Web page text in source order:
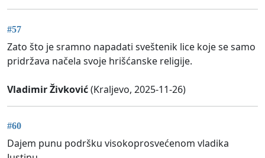
#57
Zato što je sramno napadati sveštenik lice koje se samo
pridržava načela svoje hrišćanske religije.
Vladimir Živković(Kraljevo, 2025-11-26)
#60
Dajem punu podršku visokoprosvećenom vladika